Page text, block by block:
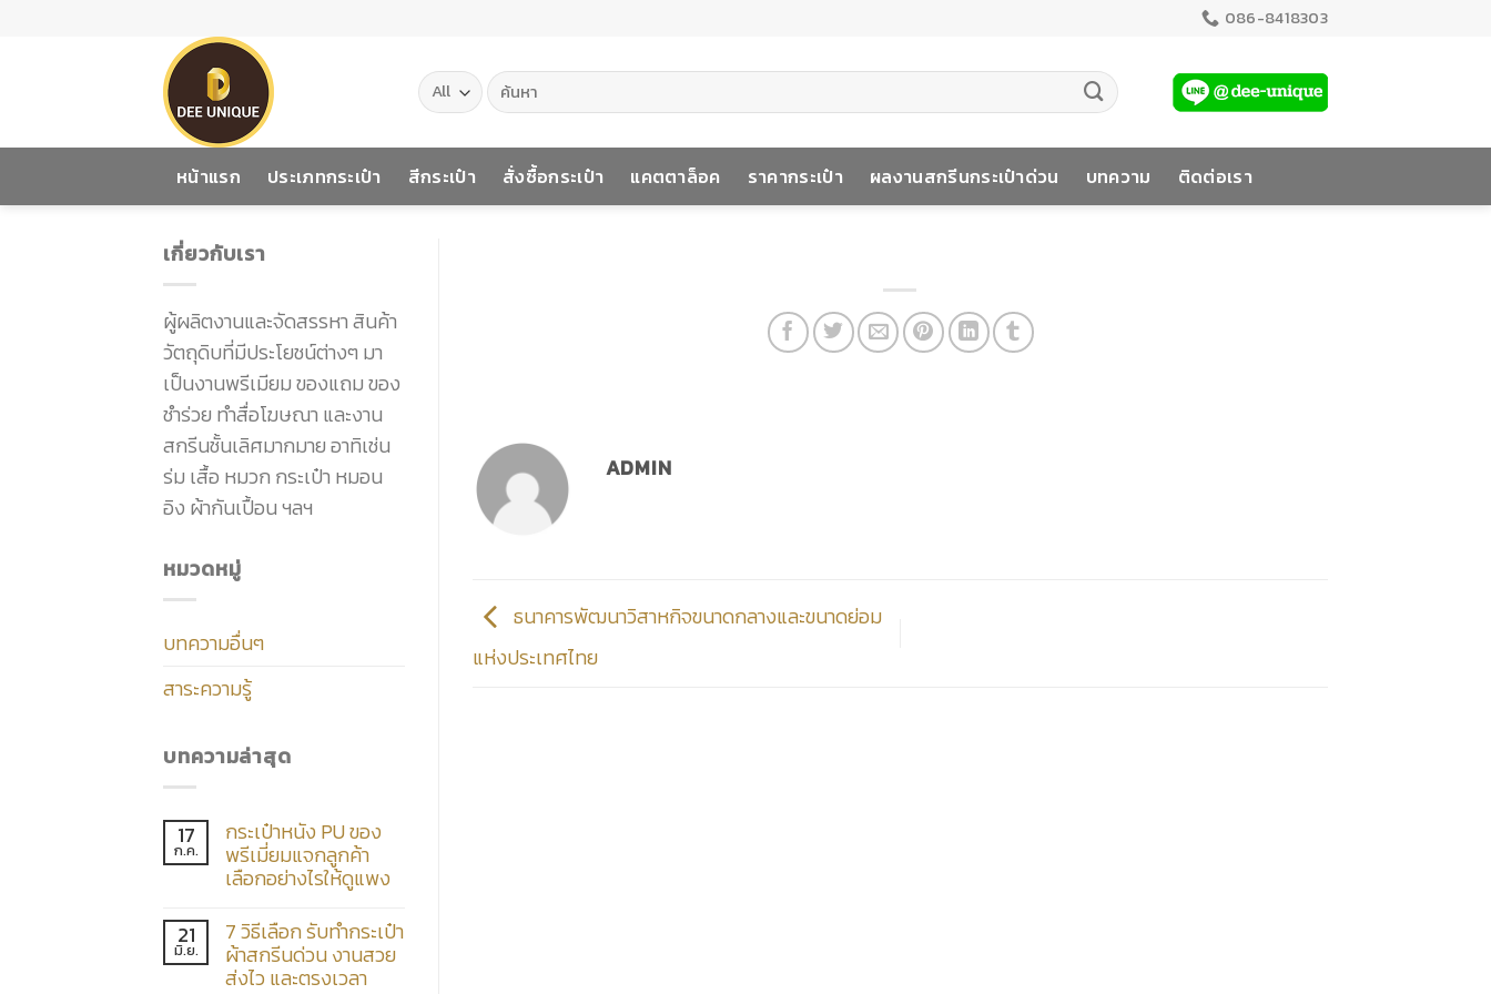
086-8418303
ค้นหา:
หน้าแรก ประเภทกระเป๋า สีกระเป๋า สั่งซื้อกระเป๋า แคตตาล็อค ราคากระเป๋า ผลงานสกรีนกระเป๋าด่วน บทความ ติดต่อเรา
เกี่ยวกับเรา
ผู้ผลิตงานและจัดสรรหา สินค้า
วัตถุดิบที่มีประโยชน์ต่างๆ มา
เป็นงานพรีเมียม ของแถม ของ
ชำร่วย ทำสื่อโฆษณา และงาน
สกรีนชั้นเลิศมากมาย อาทิเช่น
ร่ม เสื้อ หมวก กระเป๋า หมอน
อิง ผ้ากันเปื้อน ฯลฯ
หมวดหมู่
บทความอื่นๆ
สาระความรู้
บทความล่าสุด
17
ก.ค.
กระเป๋าหนัง PU ของ
พรีเมี่ยมแจกลูกค้า
เลือกอย่างไรให้ดูแพง
21
มิ.ย.
7 วิธีเลือก รับทำกระเป๋า
ผ้าสกรีนด่วน งานสวย
ส่งไว และตรงเวลา
ADMIN
ธนาคารพัฒนาวิสาหกิจขนาดกลางและขนาดย่อม
แห่งประเทศไทย